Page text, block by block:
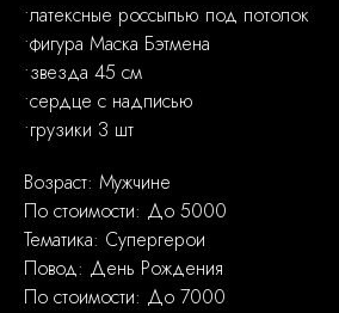
•латексные россыпью под потолок
•фигура Маска Бэтмена
•звезда 45 см
•сердце с надписью
•грузики 3 шт
Возраст: Мужчине
По стоимости: До 5000
Тематика: Супергерои
Повод: День Рождения
По стоимости: До 7000